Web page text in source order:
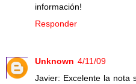
información!
Responder
Unknown 4/11/09
Javier: Excelente la nota